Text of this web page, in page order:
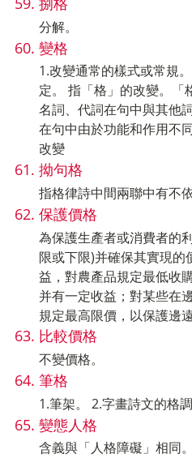
分解。
變格
1.改變通常的樣式或常規
定。 指「格」的改變。「
名詞、代詞在句中與其他
在句中由於功能和作用不
改變
拗句格
指格律詩中間兩聯中有不
保護價格
為保護生產者或消費者的
限或下限)并確保其實現
益，對農產品規定最低收
并有一定收益；對某些在
規定最高限價，以保護邊
比較價格
不變價格。
筆格
1.筆架。 2.字畫詩文的格調
變態人格
含義與「人格障礙」相同。